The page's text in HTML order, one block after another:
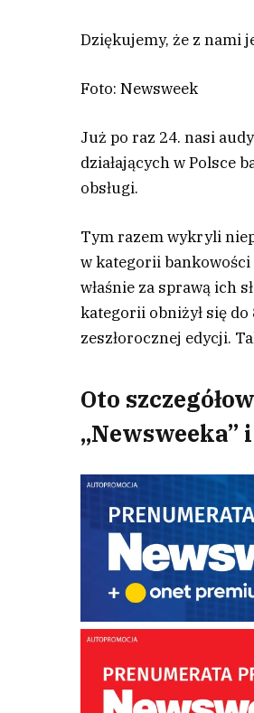
Dziękujemy, że z nami
Foto: Newsweek
Już po raz 24. nasi
działających w Polsce
obsługi.
Tym razem wykryli
w kategorii
właśnie za sprawą ich
kategorii obniżył się
zeszłorocznej edycji.
Oto
„Newsweeka”